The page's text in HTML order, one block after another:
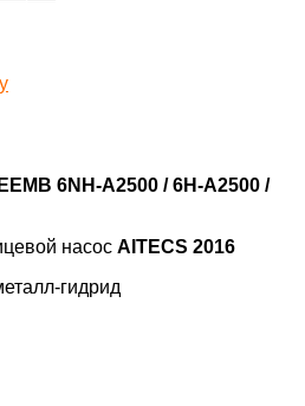
EEMB 6NH-A2500 / 6H-A2500 /
насос AITECS 2016
гидрид